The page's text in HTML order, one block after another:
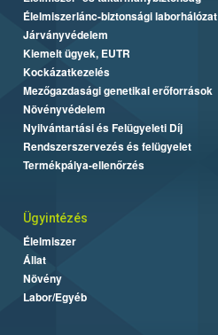
Élelmiszerlánc-biztonsági laborhálózat
Járványvédelem
Kiemelt ügyek, EUTR
Kockázatkezelés
Mezőgazdasági genetikai erőforrások
Növényvédelem
Nyilvántartási és Felügyeleti Díj
Rendszerszervezés és felügyelet
Termékpálya-ellenőrzés
Ügyintézés
Élelmiszer
Állat
Növény
Labor/Egyéb